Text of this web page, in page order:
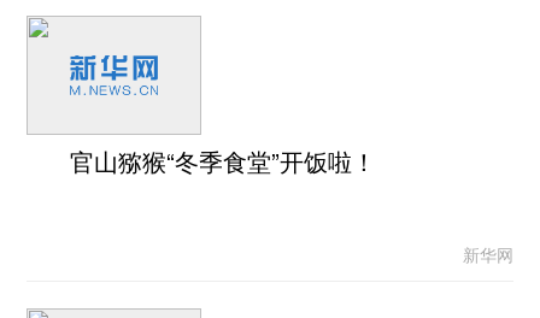
官山猕猴“冬季食堂”开饭啦！
新华网